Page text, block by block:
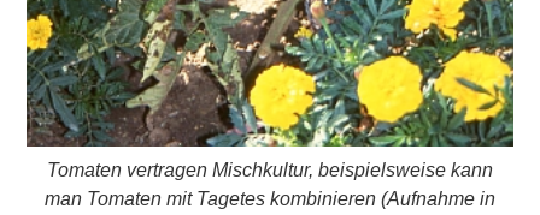
Tomaten vertragen Mischkultur, beispielsweise kann
man Tomaten mit Tagetes kombinieren (Aufnahme in